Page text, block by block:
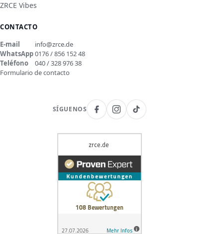
ZRCE Vibes
CONTACTO
E-mail
info@zrce.de
WhatsApp0176 / 856 152 48
Teléfono
040 / 328 976 38
Formulario de contacto
SÍGUENOS